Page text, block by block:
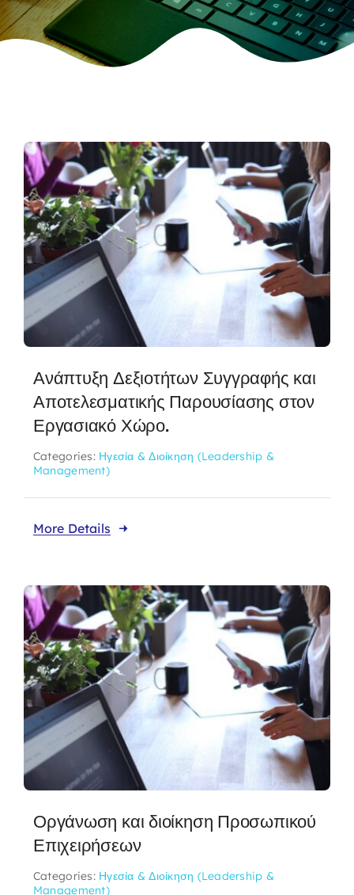
Ανάπτυξη Δεξιοτήτων Συγγραφής και
Αποτελεσματικής Παρουσίασης στον
Εργασιακό Χώρο.
Categories: Ηγεσία & Διοίκηση (Leadership &
Management)
More Details
Οργάνωση και διοίκηση Προσωπικού
Επιχειρήσεων
Categories: Ηγεσία & Διοίκηση (Leadership &
Management)